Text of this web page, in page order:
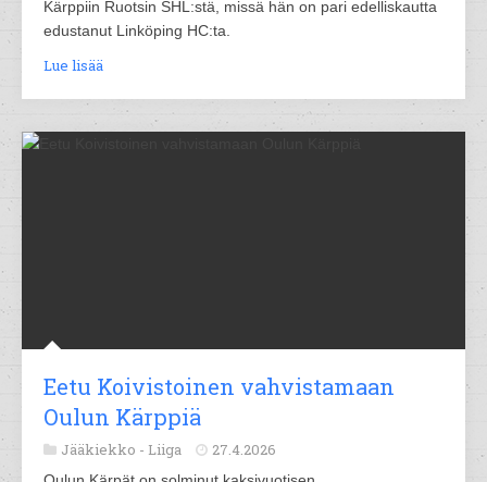
Kärppiin Ruotsin SHL:stä, missä hän on pari edelliskautta
edustanut Linköping HC:ta.
Lue lisää
Eetu Koivistoinen vahvistamaan
Oulun Kärppiä
Jääkiekko - Liiga 27.4.2026